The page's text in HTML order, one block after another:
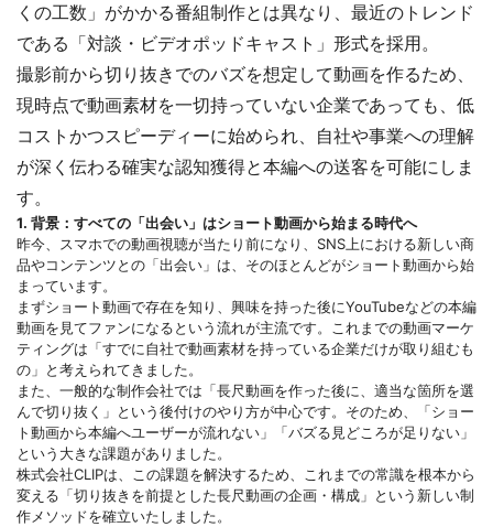
くの工数」がかかる番組制作とは異なり、最近のトレンド
である「対談・ビデオポッドキャスト」形式を採用。
撮影前から切り抜きでのバズを想定して動画を作るため、
現時点で動画素材を一切持っていない企業であっても、低
コストかつスピーディーに始められ、自社や事業への理解
が深く伝わる確実な認知獲得と本編への送客を可能にしま
す。
1. 背景：すべての「出会い」はショート動画から始まる時代へ
昨今、スマホでの動画視聴が当たり前になり、SNS上における新しい商
品やコンテンツとの「出会い」は、そのほとんどがショート動画から始
まっています。
まずショート動画で存在を知り、興味を持った後にYouTubeなどの本編
動画を見てファンになるという流れが主流です。これまでの動画マーケ
ティングは「すでに自社で動画素材を持っている企業だけが取り組むも
の」と考えられてきました。
また、一般的な制作会社では「長尺動画を作った後に、適当な箇所を選
んで切り抜く」という後付けのやり方が中心です。そのため、「ショー
ト動画から本編へユーザーが流れない」「バズる見どころが足りない」
という大きな課題がありました。
株式会社CLIPは、この課題を解決するため、これまでの常識を根本から
変える「切り抜きを前提とした長尺動画の企画・構成」という新しい制
作メソッドを確立いたしました。